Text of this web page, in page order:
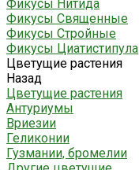
Фикусы Нитида
Фикусы Священные
Фикусы Стройные
Фикусы Циатистипула
Цветущие растения
Назад
Цветущие растения
Антуриумы
Вриезии
Геликонии
Гузмании, бромелии